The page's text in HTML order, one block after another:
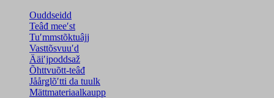
Ouddseidd
Teâđ meeʹst
Tuʹmmstõktuâjj
Vasttõsvuuʹd
Ääiʹjpoddsaž
Õhttvuõtt-teâđ
Jåårǥlõʹtti da tuulk
Mättmateriaalkaupp